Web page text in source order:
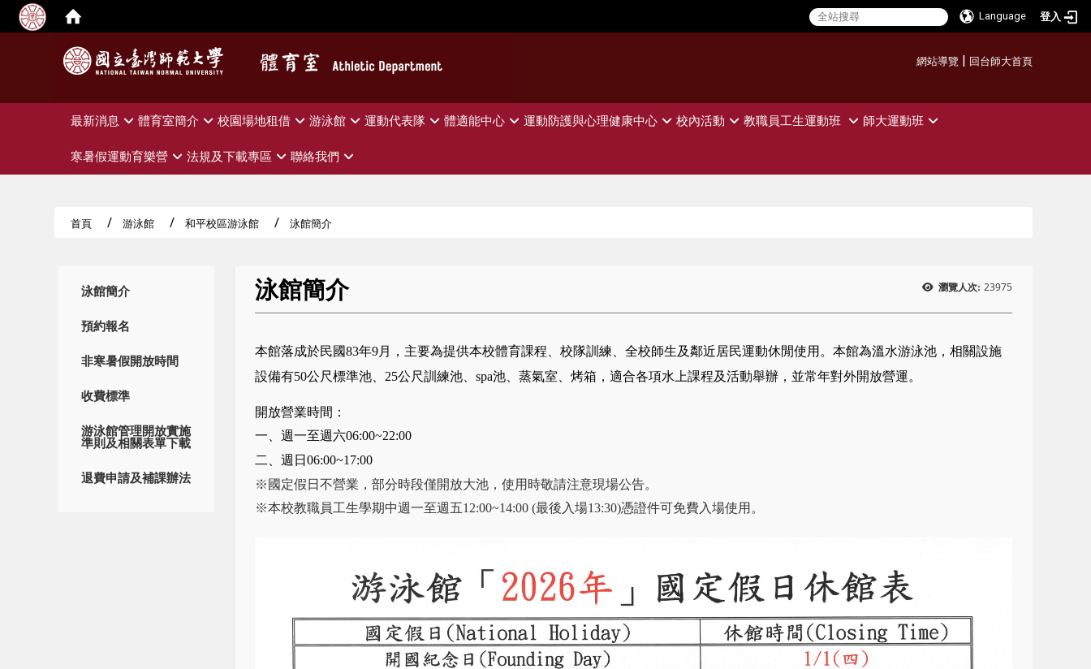
Language 登入
網站導覽 | 回台師大首頁
最新消息 體育室簡介 校園場地租借 游泳館 運動代表隊 體適能中心 運動防護與心理健康中心 校內活動 教職員工生運動班 師大運動班
寒暑假運動育樂營 法規及下載專區 聯絡我們
首頁 游泳館 和平校區游泳館 泳館簡介
泳館簡介
預約報名
非寒暑假開放時間
收費標準
游泳館管理開放實施
準則及相關表單下載
退費申請及補課辦法
瀏覽人次: 23975
泳館簡介
本館落成於民國83年9月，主要為提供本校體育課程、校隊訓練、全校師生及鄰近居民運動休閒使用。本館為溫水游泳池，相關設施
設備有50公尺標準池、25公尺訓練池、spa池、蒸氣室、烤箱，適合各項水上課程及活動舉辦，並常年對外開放營運。
開放營業時間：
一、週一至週六06:00~22:00
二、週日06:00~17:00
※國定假日不營業，部分時段僅開放大池，使用時敬請注意現場公告。
※本校教職員工生學期中週一至週五12:00~14:00 (最後入場13:30)憑證件可免費入場使用。